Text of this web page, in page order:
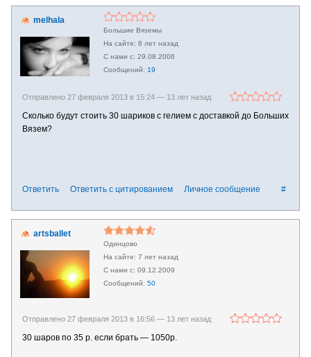
melhala
Большие Вяземы
8 лет назад
29.08.2006
19
Отправлено 27 февраля 2013 в 15:24 — 13 лет назад
Сколько будут стоить 30 шариков с гелием с доставкой до Больших
Вязем?
#
Ответить Ответить с цитированием Личное сообщение
artsballet
Одинцово
7 лет назад
09.12.2009
50
Отправлено 27 февраля 2013 в 16:56 — 13 лет назад
30 шаров по 35 р. если брать — 1050р.